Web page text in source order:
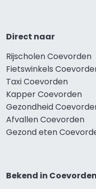
Direct naar
Rijscholen Coevorden
Fietswinkels
Taxi Coevorden
Kapper Coevorden
Gezondheid
Afvallen Coevorden
Gezond eten
Bekend in Coevorden